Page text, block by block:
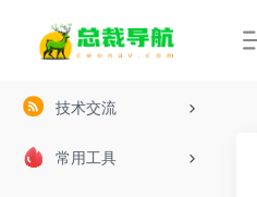
技术交流
常用工具